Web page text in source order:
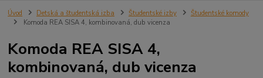
Úvod Detská a študentská izba Študentské izby
Študentské komody
Komoda REA SISA 4, kombinovaná, dub vicenza
Komoda REA SISA 4,
kombinovaná, dub vicenza